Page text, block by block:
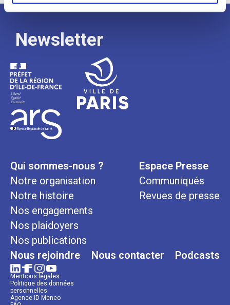
Newsletter
Qui sommes-nous ?
Notre organisation
Notre histoire
Nos engagements
Nos plaidoyers
Nos publications
Espace Presse
Communiqués
Revues de presse
Nous rejoindre Nous contacter Podcasts
Mentions légales
Politique des données
personnelles
Agence ID Meneo